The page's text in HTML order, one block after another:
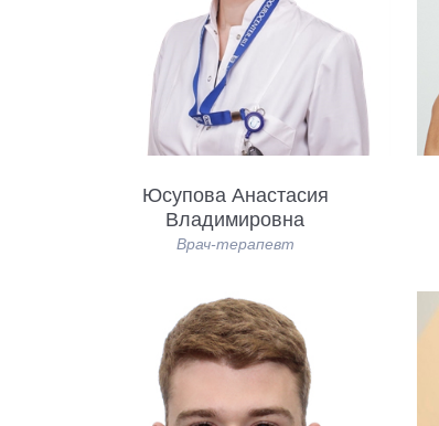
Юсупова Анастасия
Владимировна
Врач-терапевт